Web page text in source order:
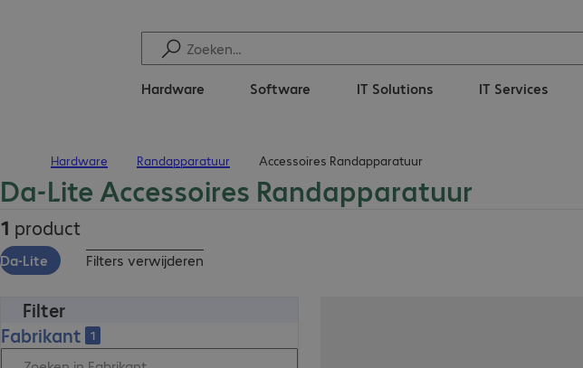
Hardware Software IT Solutions IT Services
Hardware Randapparatuur Accessoires Randapparatuur
Da-Lite Accessoires Randapparatuur
1 product
Da-Lite Filters verwijderen
Filter
Fabrikant
1